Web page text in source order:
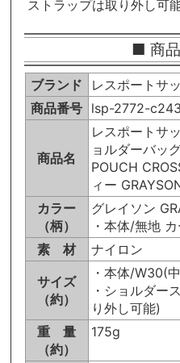
ストラップは取り外し可能
■ 商
ブランド
レスポートサ
商品番号 lsp-2772-
商品名
レスポートサ
ョルダーバッ
POUCH
ィー
カラー
（柄）
グレイソン
・本体/無地
素 材
ナイロン
サイズ
（約）
・本体/W30(
・ショルダー
り外し可能)
重 量
（約）
175g